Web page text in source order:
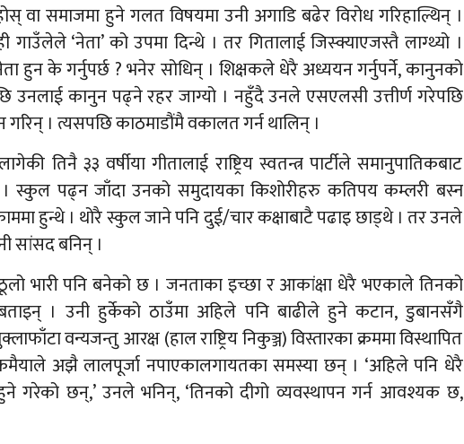
वा समाजमा हुने गलत विषयमा उनी अगाडि बढेर विरोध गरिहाल्थिन् ।
‘नेता’ को उपमा दिन्थे । तर गितालाई जिस्क्याएजस्तै लाग्थ्यो ।
के गर्नुपर्छ ? भनेर सोधिन् । शिक्षकले धेरै अध्ययन गर्नुपर्ने, कानुनको
उनलाई कानुन पढ्ने रहर जाग्यो । नहुँदै उनले एसएलसी उत्तीर्ण गरेपछि
। त्यसपछि काठमाडौंमै वकालत गर्न थालिन् ।
तिनै ३३ वर्षीया गीतालाई राष्ट्रिय स्वतन्त्र पार्टीले समानुपातिकबाट
। स्कुल पढ्न जाँदा उनको समुदायका किशोरीहरु कतिपय कम्लरी बस्न
हुन्थे । थोरै स्कुल जाने पनि दुई/चार कक्षाबाटै पढाइ छाड्थे । तर उनले
सांसद बनिन् ।
भारी पनि बनेको छ । जनताका इच्छा र आकांक्षा धेरै भएकाले तिनको
। उनी हुर्केको ठाउँमा अहिले पनि बाढीले हुने कटान, डुबानसँगै
वन्यजन्तु आरक्ष (हाल राष्ट्रिय निकुञ्ज) विस्तारका क्रममा विस्थापित
अझै लालपूर्जा नपाएकालगायतका समस्या छन् । ‘अहिले पनि धेरै
गरेको छन्,’ उनले भनिन्, ‘तिनको दीगो व्यवस्थापन गर्न आवश्यक छ,